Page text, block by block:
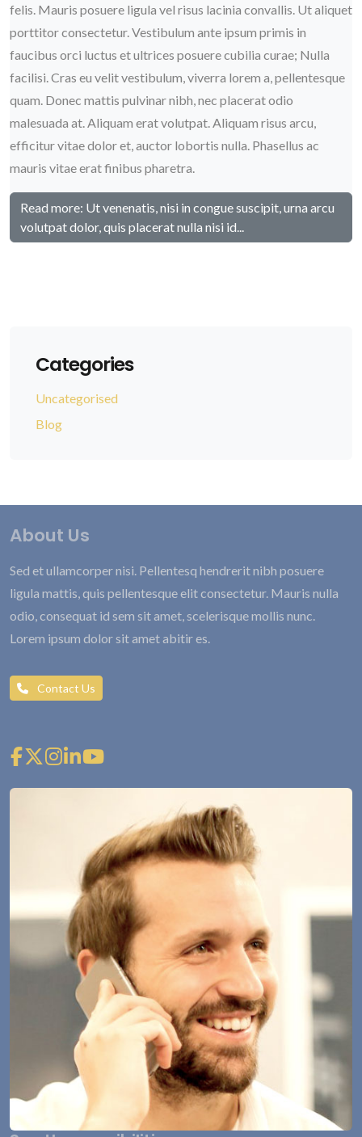
felis. Mauris posuere ligula vel risus lacinia convallis. Ut aliquet
porttitor consectetur. Vestibulum ante ipsum primis in
faucibus orci luctus et ultrices posuere cubilia curae; Nulla
facilisi. Cras eu velit vestibulum, viverra lorem a, pellentesque
quam. Donec mattis pulvinar nibh, nec placerat odio
malesuada at. Aliquam erat volutpat. Aliquam risus arcu,
efficitur vitae dolor et, auctor lobortis nulla. Phasellus ac
mauris vitae erat finibus pharetra.
Read more: Ut venenatis, nisi in congue suscipit, urna arcu
volutpat dolor, quis placerat nulla nisi id...
Categories
Uncategorised
Blog
About Us
Sed et ullamcorper nisi. Pellentesq hendrerit nibh posuere
ligula mattis, quis pellentesque elit consectetur. Mauris nulla
odio, consequat id sem sit amet, scelerisque mollis nunc.
Lorem ipsum dolor sit amet abitir es.
Contact Us